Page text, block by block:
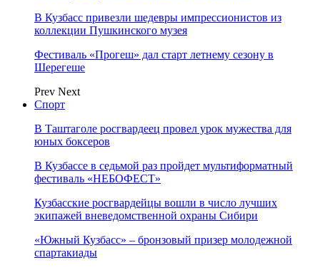
В Кузбасс привезли шедевры импрессионистов из
коллекции Пушкинского музея
Фестиваль «Прогеш» дал старт летнему сезону в
Шерегеше
Prev Next
Спорт
В Таштаголе росгвардеец провел урок мужества для
юных боксеров
В Кузбассе в седьмой раз пройдет мультиформатный
фестиваль «НЕБОФЕСТ»
Кузбасские росгвардейцы вошли в число лучших
экипажей вневедомственной охраны Сибири
«Южный Кузбасс» – бронзовый призер молодежной
спартакиады